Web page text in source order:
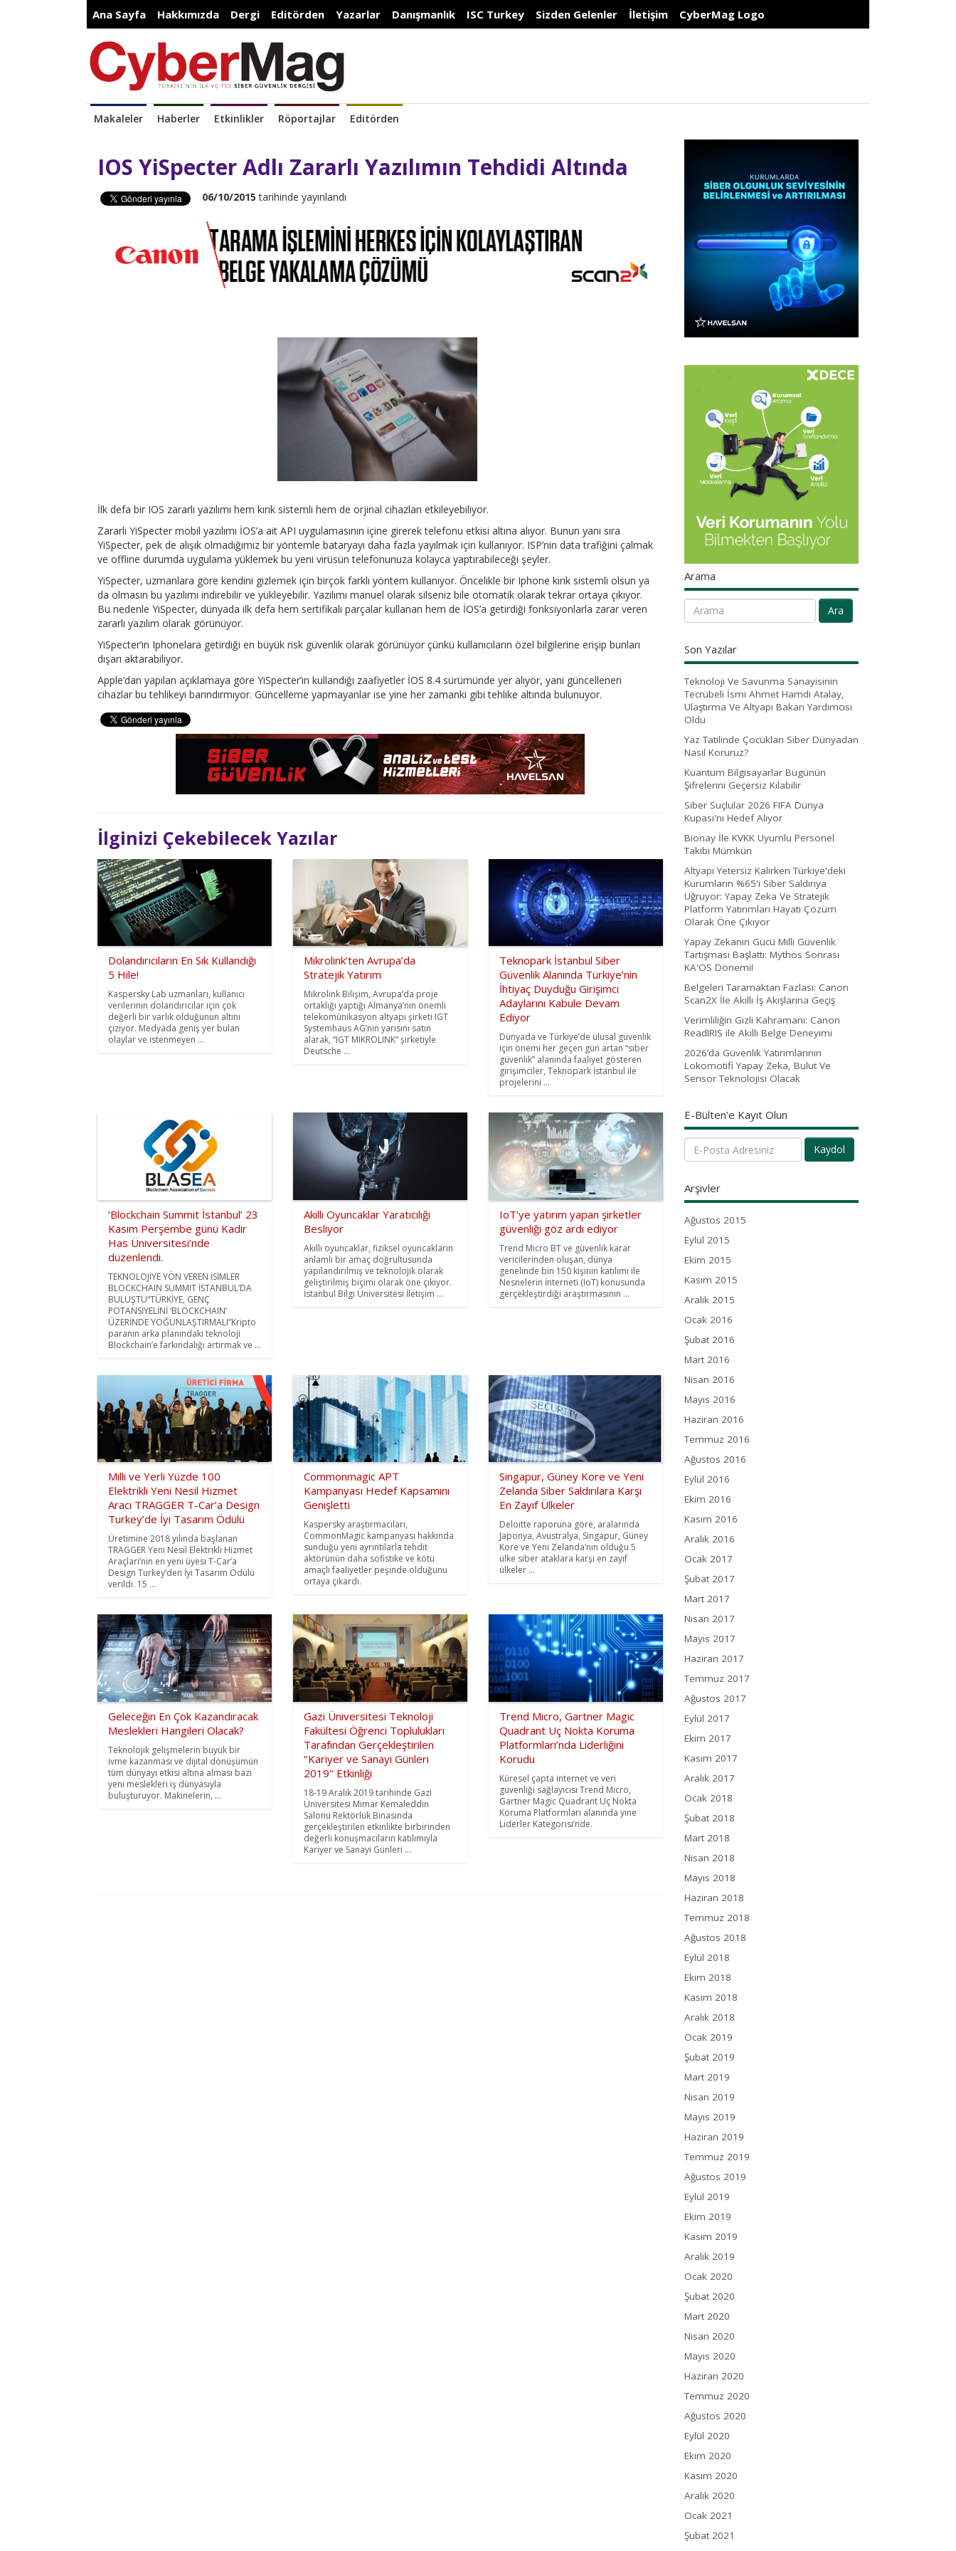
Ana Sayfa Hakkımızda Dergi Editörden Yazarlar Danışmanlık ISC Turkey Sizden Gelenler İletişim CyberMag Logo
Makaleler Haberler Etkinlikler Röportajlar Editörden
IOS YiSpecter Adlı Zararlı Yazılımın Tehdidi Altında
06/10/2015 tarihinde yayınlandı
İlk defa bir IOS zararlı yazılımı hem kırık sistemli hem de orjinal cihazları etkileyebiliyor.
Zararlı YiSpecter mobil yazılımı İOS’a ait API uygulamasının içine girerek telefonu etkisi altına alıyor. Bunun yanı sıra
YiSpecter, pek de alışık olmadığımız bir yöntemle bataryayı daha fazla yayılmak için kullanıyor. ISP’nin data trafiğini çalmak
ve offline durumda uygulama yüklemek bu yeni virüsün telefonunuza kolayca yaptırabileceği şeyler.
YiSpecter, uzmanlara göre kendini gizlemek için birçok farklı yöntem kullanıyor. Öncelikle bir Iphone kırık sistemli olsun ya
da olmasın bu yazılımı indirebilir ve yükleyebilir. Yazılımı manuel olarak silseniz bile otomatik olarak tekrar ortaya çıkıyor.
Bu nedenle YiSpecter, dünyada ilk defa hem sertifikalı parçalar kullanan hem de İOS’a getirdiği fonksiyonlarla zarar veren
zararlı yazılım olarak görünüyor.
YiSpecter’ın Iphonelara getirdiği en büyük risk güvenlik olarak görünüyor çünkü kullanıcıların özel bilgilerine erişip bunları
dışarı aktarabiliyor.
Apple’dan yapılan açıklamaya göre YiSpecter’ın kullandığı zaafiyetler İOS 8.4 sürümünde yer alıyor, yani güncellenen
cihazlar bu tehlikeyi barındırmıyor. Güncelleme yapmayanlar ise yine her zamanki gibi tehlike altında bulunuyor.
İlginizi Çekebilecek Yazılar
Dolandırıcıların En Sık Kullandığı
5 Hile!
Kaspersky Lab uzmanları, kullanıcı
verilerinin dolandırıcılar için çok
değerli bir varlık olduğunun altını
çiziyor. Medyada geniş yer bulan
olaylar ve istenmeyen ...
Mikrolink’ten Avrupa’da
Stratejik Yatırım
Mikrolink Bilişim, Avrupa’da proje
ortaklığı yaptığı Almanya’nın önemli
telekomünikasyon altyapı şirketi IGT
Systemhaus AG’nin yarısını satın
alarak, “IGT MIKROLINK” şirketiyle
Deutsche ...
Teknopark İstanbul Siber
Güvenlik Alanında Türkiye’nin
İhtiyaç Duyduğu Girişimci
Adaylarını Kabule Devam
Ediyor
Dünyada ve Türkiye’de ulusal güvenlik
için önemi her geçen gün artan “siber
güvenlik” alanında faaliyet gösteren
girişimciler, Teknopark İstanbul ile
projelerini ...
‘Blockchain Summit İstanbul’ 23
Kasım Perşembe günü Kadir
Has Üniversitesi’nde
düzenlendi.
TEKNOLOJİYE YÖN VEREN İSİMLER
BLOCKCHAIN SUMMIT İSTANBUL’DA
BULUŞTU“TÜRKİYE, GENÇ
POTANSİYELİNİ ‘BLOCKCHAIN’
ÜZERİNDE YOĞUNLAŞTIRMALI”Kripto
paranın arka planındaki teknoloji
Blockchain’e farkındalığı artırmak ve ...
Akıllı Oyuncaklar Yaratıcılığı
Besliyor
Akıllı oyuncaklar, fiziksel oyuncakların
anlamlı bir amaç doğrultusunda
yapılandırılmış ve teknolojik olarak
geliştirilmiş biçimi olarak öne çıkıyor.
İstanbul Bilgi Üniversitesi İletişim ...
IoT’ye yatırım yapan şirketler
güvenliği göz ardı ediyor
Trend Micro BT ve güvenlik karar
vericilerinden oluşan, dünya
genelinde bin 150 kişinin katılımı ile
Nesnelerin İnterneti (IoT) konusunda
gerçekleştirdiği araştırmasının ...
Milli ve Yerli Yüzde 100
Elektrikli Yeni Nesil Hizmet
Aracı TRAGGER T-Car’a Design
Turkey’de İyi Tasarım Ödülü
Üretimine 2018 yılında başlanan
TRAGGER Yeni Nesil Elektrikli Hizmet
Araçları’nın en yeni üyesi T-Car’a
Design Turkey’den İyi Tasarım Ödülü
verildi. 15 ...
Commonmagic APT
Kampanyası Hedef Kapsamını
Genişletti
Kaspersky araştırmacıları,
CommonMagic kampanyası hakkında
sunduğu yeni ayrıntılarla tehdit
aktörünün daha sofistike ve kötü
amaçlı faaliyetler peşinde olduğunu
ortaya çıkardı.
Singapur, Güney Kore ve Yeni
Zelanda Siber Saldırılara Karşı
En Zayıf Ülkeler
Deloitte raporuna göre, aralarında
Japonya, Avustralya, Singapur, Güney
Kore ve Yeni Zelanda’nın olduğu 5
ülke siber ataklara karşı en zayıf
ülkeler ...
Geleceğin En Çok Kazandıracak
Meslekleri Hangileri Olacak?
Teknolojik gelişmelerin büyük bir
ivme kazanması ve dijital dönüşümün
tüm dünyayı etkisi altına alması bazı
yeni meslekleri iş dünyasıyla
buluşturuyor. Makinelerin, ...
Gazi Üniversitesi Teknoloji
Fakültesi Öğrenci Toplulukları
Tarafından Gerçekleştirilen
‘’Kariyer ve Sanayi Günleri
2019'' Etkinliği
18-19 Aralık 2019 tarihinde Gazi
Üniversitesi Mimar Kemaleddin
Salonu Rektörlük Binasında
gerçekleştirilen etkinlikte birbirinden
değerli konuşmacıların katılımıyla
Kariyer ve Sanayi Günleri ...
Trend Micro, Gartner Magic
Quadrant Uç Nokta Koruma
Platformları’nda Liderliğini
Korudu
Küresel çapta internet ve veri
güvenliği sağlayıcısı Trend Micro,
Gartner Magic Quadrant Uç Nokta
Koruma Platformları alanında yine
Liderler Kategorisi’nde.
Arama
Ara
Son Yazılar
Teknoloji Ve Savunma Sanayisinin
Tecrübeli İsmi Ahmet Hamdi Atalay,
Ulaştırma Ve Altyapı Bakan Yardımcısı
Oldu
Yaz Tatilinde Çocukları Siber Dünyadan
Nasıl Koruruz?
Kuantum Bilgisayarlar Bugünün
Şifrelerini Geçersiz Kılabilir
Siber Suçlular 2026 FIFA Dünya
Kupası'nı Hedef Alıyor
Bionay İle KVKK Uyumlu Personel
Takibi Mümkün
Altyapı Yetersiz Kalırken Türkiye'deki
Kurumların %65'i Siber Saldırıya
Uğruyor: Yapay Zeka Ve Stratejik
Platform Yatırımları Hayati Çözüm
Olarak Öne Çıkıyor
Yapay Zekanın Gücü Milli Güvenlik
Tartışması Başlattı: Mythos Sonrası
KA'OS Dönemi!
Belgeleri Taramaktan Fazlası: Canon
Scan2X İle Akıllı İş Akışlarına Geçiş
Verimliliğin Gizli Kahramanı: Canon
ReadIRIS ile Akıllı Belge Deneyimi
2026’da Güvenlik Yatırımlarının
Lokomotifi Yapay Zeka, Bulut Ve
Sensor Teknolojisi Olacak
E-Bülten'e Kayıt Olun
Kaydol
Arşivler
Ağustos 2015
Eylül 2015
Ekim 2015
Kasım 2015
Aralık 2015
Ocak 2016
Şubat 2016
Mart 2016
Nisan 2016
Mayıs 2016
Haziran 2016
Temmuz 2016
Ağustos 2016
Eylül 2016
Ekim 2016
Kasım 2016
Aralık 2016
Ocak 2017
Şubat 2017
Mart 2017
Nisan 2017
Mayıs 2017
Haziran 2017
Temmuz 2017
Ağustos 2017
Eylül 2017
Ekim 2017
Kasım 2017
Aralık 2017
Ocak 2018
Şubat 2018
Mart 2018
Nisan 2018
Mayıs 2018
Haziran 2018
Temmuz 2018
Ağustos 2018
Eylül 2018
Ekim 2018
Kasım 2018
Aralık 2018
Ocak 2019
Şubat 2019
Mart 2019
Nisan 2019
Mayıs 2019
Haziran 2019
Temmuz 2019
Ağustos 2019
Eylül 2019
Ekim 2019
Kasım 2019
Aralık 2019
Ocak 2020
Şubat 2020
Mart 2020
Nisan 2020
Mayıs 2020
Haziran 2020
Temmuz 2020
Ağustos 2020
Eylül 2020
Ekim 2020
Kasım 2020
Aralık 2020
Ocak 2021
Şubat 2021